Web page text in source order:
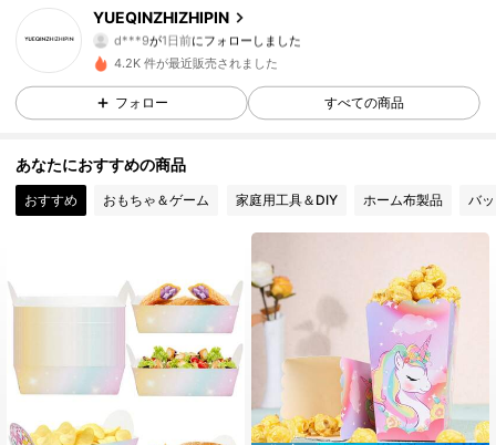
YUEQINZHIZHIPIN
4.81 10 フォロワー
4.81 10 フォロワー
4.81 10 フォロワー
10 フォロワー
4.2K 件が最近販売されました
フォロー すべての商品
あなたにおすすめの商品
おすすめ おもちゃ＆ゲーム 家庭用工具＆DIY ホーム布製品 バ